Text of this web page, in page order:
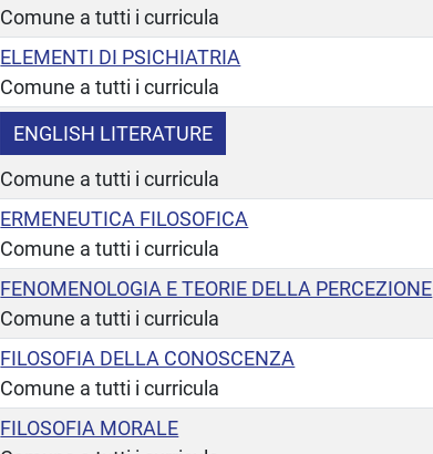
Comune a tutti i curricula
ELEMENTI DI PSICHIATRIA
Comune a tutti i curricula
ENGLISH LITERATURE
Comune a tutti i curricula
ERMENEUTICA FILOSOFICA
Comune a tutti i curricula
FENOMENOLOGIA E TEORIE DELLA PERCEZIONE
Comune a tutti i curricula
FILOSOFIA DELLA CONOSCENZA
Comune a tutti i curricula
FILOSOFIA MORALE